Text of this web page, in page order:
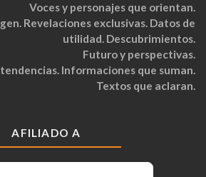
Voces y personajes que orientan.
Revelaciones exclusivas. Datos de
utilidad. Descubrimientos.
Futuro y perspectivas.
Informaciones que suman.
Textos que aclaran.
AFILIADO A